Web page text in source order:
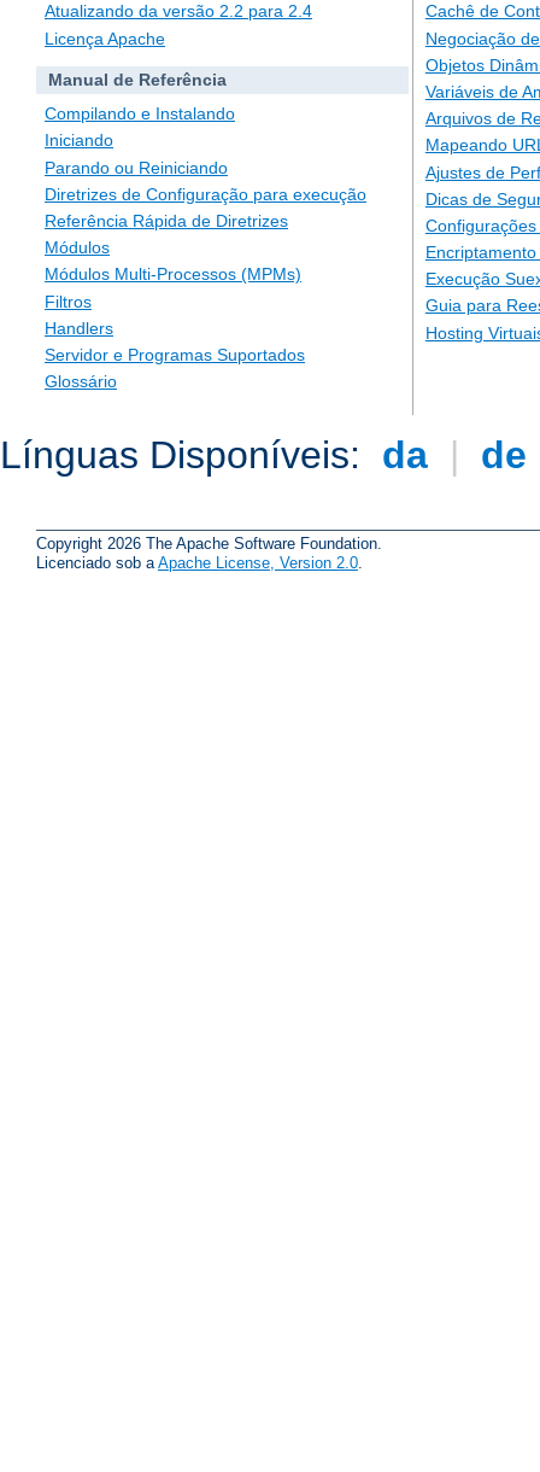
Atualizando da versão 2.2 para 2.4
Licença Apache
Manual de Referência
Compilando e Instalando
Iniciando
Parando ou Reiniciando
Diretrizes de Configuração para execução
Referência Rápida de Diretrizes
Módulos
Módulos Multi-Processos (MPMs)
Filtros
Handlers
Servidor e Programas Suportados
Glossário
Cachê de
Negociação
Objetos
Variáveis de
Arquivos de
Mapeando
Ajustes de
Dicas de
Execução
Guia para
Hosting
Línguas Disponíveis: da | de
Copyright 2026 The Apache Software Foundation.
Licenciado sob a Apache License, Version 2.0